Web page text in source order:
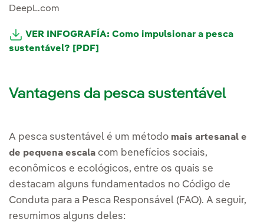
DeepL.com
VER INFOGRAFÍA: Como impulsionar a pesca
sustentável? [PDF]
Vantagens da pesca sustentável
A pesca sustentável é um método mais artesanal e
de pequena escala com benefícios sociais,
econômicos e ecológicos, entre os quais se
destacam alguns fundamentados no Código de
Conduta para a Pesca Responsável (FAO). A seguir,
resumimos alguns deles: